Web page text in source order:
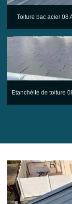
Toiture bac acier 08
Etanchéité de toiture